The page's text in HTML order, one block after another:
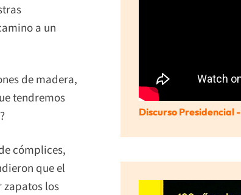
a un
de madera,
tendremos
cómplices,
que el
los
Discurso Presidencial